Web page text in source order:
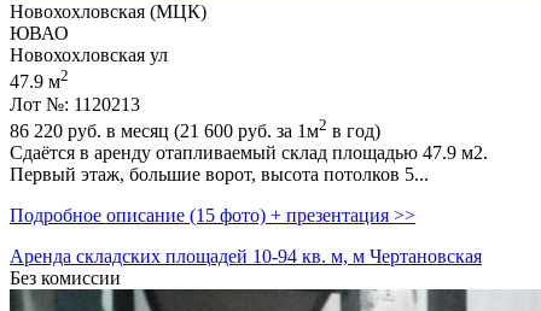
Новохохловская (МЦК)
ЮВАО
Новохохловская ул
47.9 м2
Лот №: 1120213
86 220 руб. в месяц (21 600 руб. за 1м2 в год)
Сдаётся в аренду отапливаемый склад площадью 47.9 м2.
Первый этаж,­ большие ворот,­ высота потолков 5...
Подробное описание (15 фото) + презентация >>
Аренда складских площадей 10-94 кв. м, м Чертановская
Без комиссии